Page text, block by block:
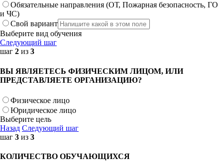
Обязательные направления (ОТ, Пожарная безопасность, ГО
и ЧС)
Свой вариант
Выберите вид обучения
Следующий шаг
шаг 2 из 3
ВЫ ЯВЛЯЕТЕСЬ ФИЗИЧЕСКИМ ЛИЦОМ, ИЛИ
ПРЕДСТАВЛЯЕТЕ ОРГАНИЗАЦИЮ?
Физическое лицо
Юридическое лицо
Выберите цель
Назад Следующий шаг
шаг 3 из 3
КОЛИЧЕСТВО ОБУЧАЮЩИХСЯ